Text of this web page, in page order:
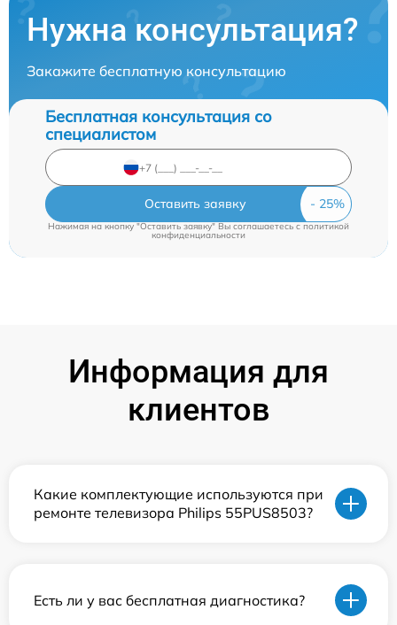
Нужна консультация?
Закажите бесплатную консультацию
Бесплатная консультация со
специалистом
Оставить заявку
Нажимая на кнопку "Оставить заявку" Вы соглашаетесь c политикой
конфиденциальности
Информация для
клиентов
Какие комплектующие используются при
ремонте телевизора Philips 55PUS8503?
Есть ли у вас бесплатная диагностика?